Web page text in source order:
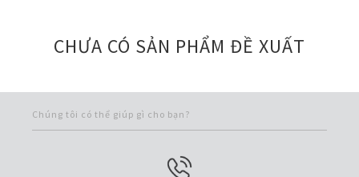
CHƯA CÓ SẢN PHẨM ĐỀ XUẤT
Chúng tôi có thể giúp gì cho bạn?